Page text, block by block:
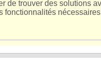
de trouver des solutions
fonctionnalités